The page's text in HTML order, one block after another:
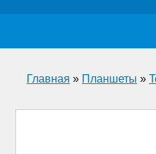
Главная » Планшеты »